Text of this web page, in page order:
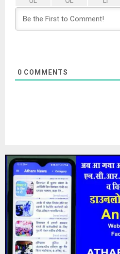
0 COMMENTS